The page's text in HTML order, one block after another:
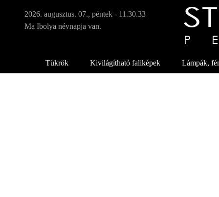
2026. augusztus. 07., péntek - 11.30.34
Ma Ibolya névnapja van.
Tükrök Kivilágítható faliképek Lámpák,